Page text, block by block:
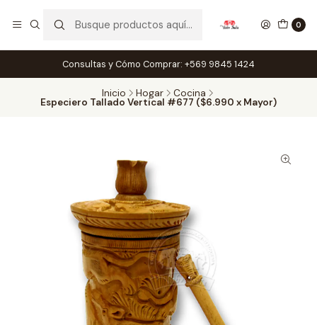
0
Consultas y Cómo Comprar: +569 9845 1424
Inicio Hogar Cocina
Especiero Tallado Vertical #677 ($6.990 x Mayor)